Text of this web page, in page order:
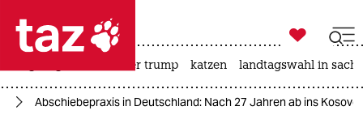
 taz zahl ich
taz zahl ich

taz zahl ich
usa unter trump katzen landtagswahl in
Abschiebepraxis in Deutschland: Nach 27 Jahren ab ins Kosovo